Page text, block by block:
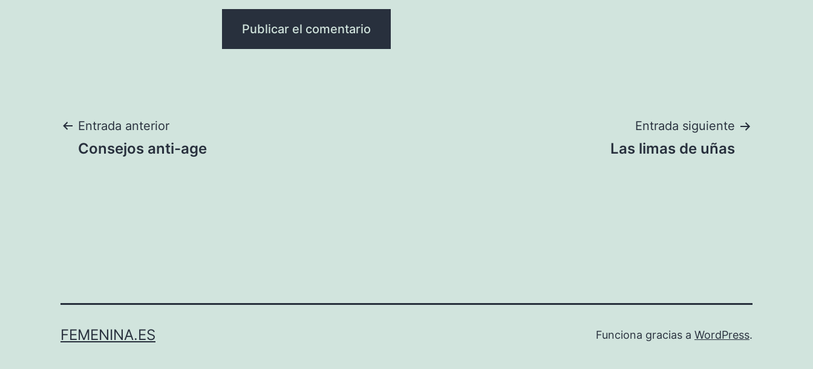
Navegación
Entrada anterior
Consejos anti-age
Entrada siguiente
Las limas de uñas
FEMENINA.ES Funciona gracias a WordPress.